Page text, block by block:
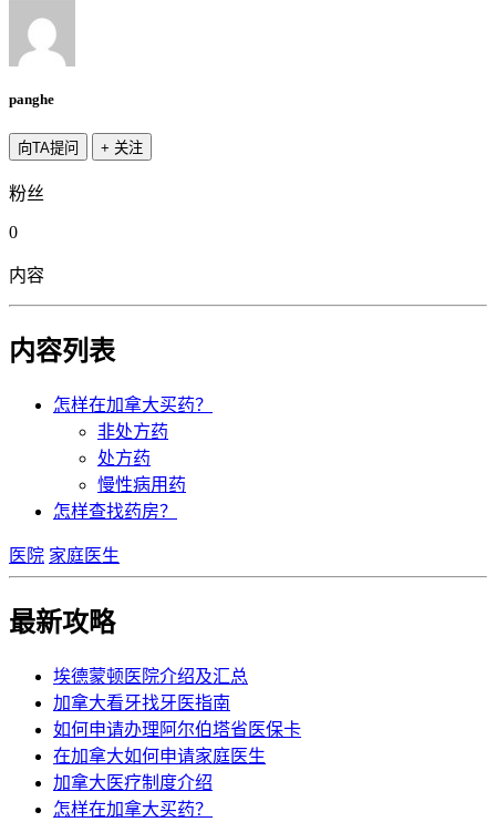
panghe
向TA提问 + 关注
粉丝
0
内容
内容列表
怎样在加拿大买药？
非处方药
处方药
慢性病用药
怎样查找药房？
医院 家庭医生
最新攻略
埃德蒙顿医院介绍及汇总
加拿大看牙找牙医指南
如何申请办理阿尔伯塔省医保卡
在加拿大如何申请家庭医生
加拿大医疗制度介绍
怎样在加拿大买药？